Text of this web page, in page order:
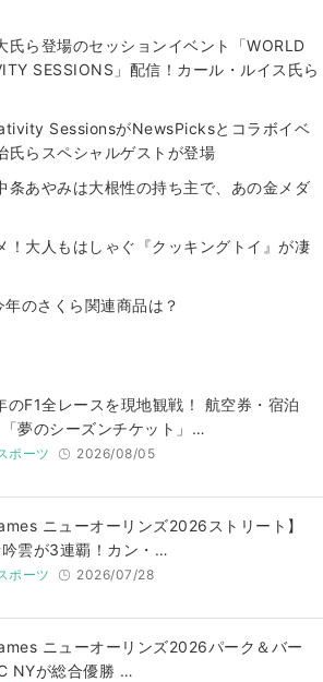
氏ら登場のセッションイベント「WORLD
SESSIONS」配信！カール・ルイス氏ら
SessionsがNewsPicksとコラボイベ
氏らスペシャルゲストが登場
条あやみは大根性の持ち主で、あの金メダ
！大人もはしゃぐ『クッキングトイ』が凄
年のさくら関連商品は？
のF1全レースを現地観戦！ 航空券・宿泊
夢のシーズンチケット」…
ポーツ 2026/08/05
ニューオーリンズ2026ストリート】
雲が3連覇！カン・…
ポーツ 2026/07/28
ニューオーリンズ2026パーク＆バー
NYが総合優勝 …